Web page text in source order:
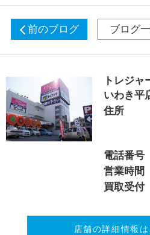
前のブログ ブログ
トレジャ
いわき平
住所
電話番号
営業時間
買取受付
店舗の詳細情報